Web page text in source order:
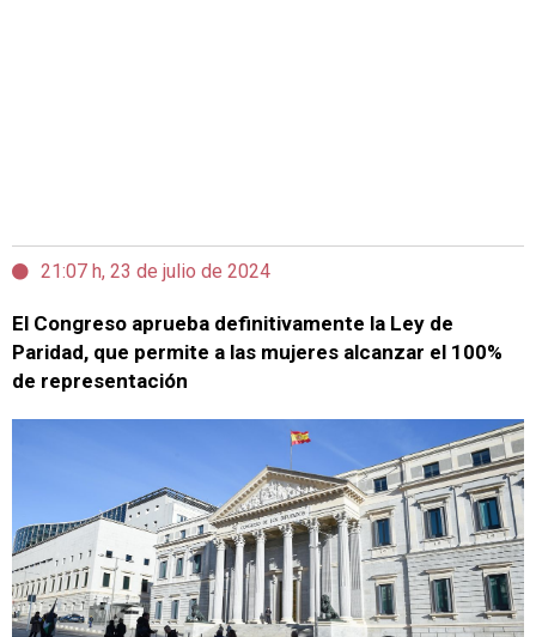
21:07 h, 23 de julio de 2024
El Congreso aprueba definitivamente la Ley de
Paridad, que permite a las mujeres alcanzar el 100%
de representación